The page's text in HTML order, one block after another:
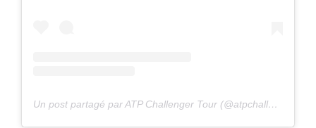
Un post partagé par ATP Challenger Tour (@atpchallengertour)